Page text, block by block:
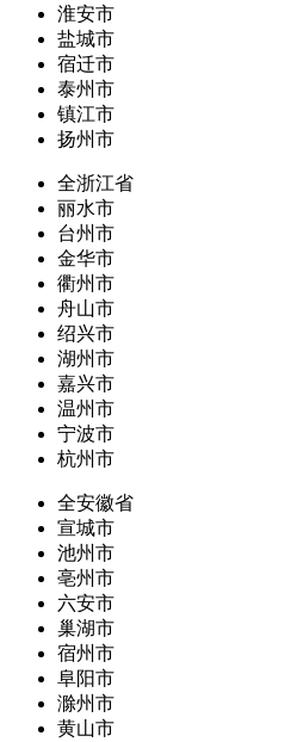
淮安市
盐城市
宿迁市
泰州市
镇江市
扬州市
全浙江省
丽水市
台州市
金华市
衢州市
舟山市
绍兴市
湖州市
嘉兴市
温州市
宁波市
杭州市
全安徽省
宣城市
池州市
亳州市
六安市
巢湖市
宿州市
阜阳市
滁州市
黄山市